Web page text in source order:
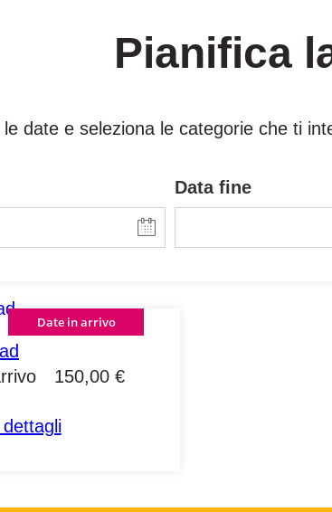
Pianifica
le date e seleziona le categorie che ti
Data fine
Date in arrivo
150,00€